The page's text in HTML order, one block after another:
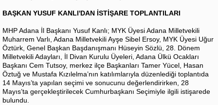
BAŞKAN YUSUF KANLI'DAN İSTİŞARE TOPLANTILARI
MHP Adana İl Başkanı Yusuf Kanlı; MYK Üyesi Adana Milletvekili
Muharrem Varlı, Adana Milletvekili Ayşe Sibel Ersoy, MYK Üyesi Uğur
Öztürk, Genel Başkan Başdanışmanı Hüseyin Sözlü, 28. Dönem
Milletvekili Adayları, İl Divan Kurulu Üyeleri, Adana Ülkü Ocakları
Başkanı Cem Tutsoy, merkez ilçe Başkanları Tamer Yücel, Hasan
Öztuğ ve Mustafa Kızılelma’nın katılımlarıyla düzenlediği toplantıda
14 Mayıs’ta yapılan seçimi ve sonucunu değerlendirirken, 28
Mayıs’ta gerçekleştirilecek Cumhurbaşkanı Seçimiyle ilgili istişarede
bulundu.